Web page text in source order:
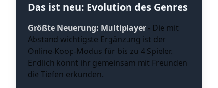
Das ist neu: Evolution des Genres
Größte Neuerung: Multiplayer - Die mit
Abstand wichtigste Ergänzung ist der
Online-Koop-Modus für bis zu 4 Spieler.
Endlich könnt ihr gemeinsam mit Freunden
die Tiefen erkunden.